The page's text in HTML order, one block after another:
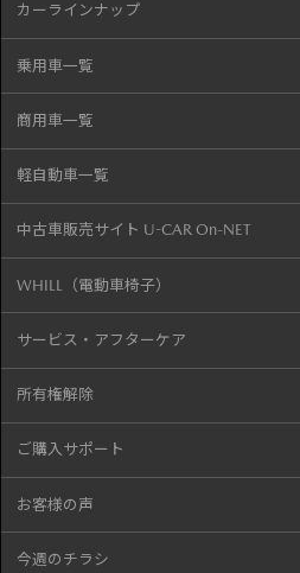
カーラインナップ
乗用車一覧
商用車一覧
軽自動車一覧
中古車販売サイト U-CAR On-NET
WHILL（電動車椅子）
サービス・アフターケア
所有権解除
ご購入サポート
お客様の声
今週のチラシ